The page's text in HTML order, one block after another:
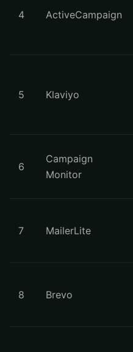
4 ActiveCampaign
5 Klaviyo
6
Campaign
Monitor
7 MailerLite
8 Brevo